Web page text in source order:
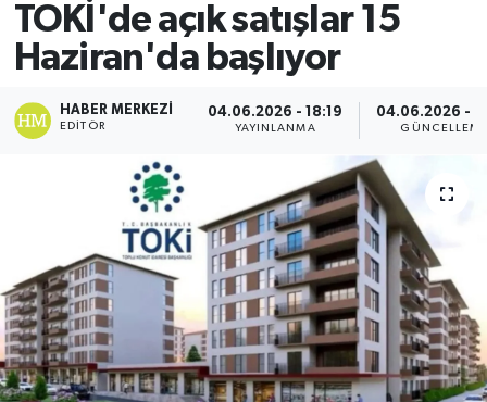
TOKİ'de açık satışlar 15
Haziran'da başlıyor
HABER MERKEZI
EDITÖR
04.06.2026 - 18:19
YAYINLANMA
04.06.2026 -
Son Dakika Haberleri
Haber Arşivi